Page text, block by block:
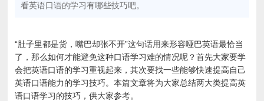
看英语口语的学习有哪些技巧吧。
“肚子里都是货，嘴巴却张不开”这句话用来形容哑巴英语最恰当
了，那么如何才能避免这种口语学习难的情况呢？首先大家要学
会把英语口语的学习重视起来，其次要找一些能够快速提高自己
英语口语能力的学习技巧。本篇文章将为大家总结两大类提高英
语口语学习的技巧，供大家参考。